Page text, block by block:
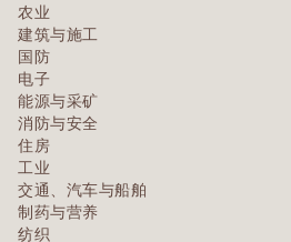
农业
建筑与施工
国防
电子
能源与采矿
消防与安全
住房
工业
交通、汽车与船舶
制药与营养
纺织